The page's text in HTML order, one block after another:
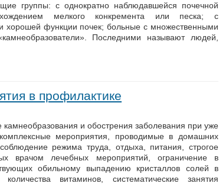
группы: с однократно наблюдавшейся почечной
мелкого конкремента или песка; с
хорошей функции почек; больные с множественными
Последними называют людей,
в профилактике
и обострения заболевания при уже
мероприятия, проводимые в домашних
режима труда, отдыха, питания, строгое
врачом лечебных мероприятий, ограничение в
обильному выпадению кристаллов солей в
витаминов, систематические занятия